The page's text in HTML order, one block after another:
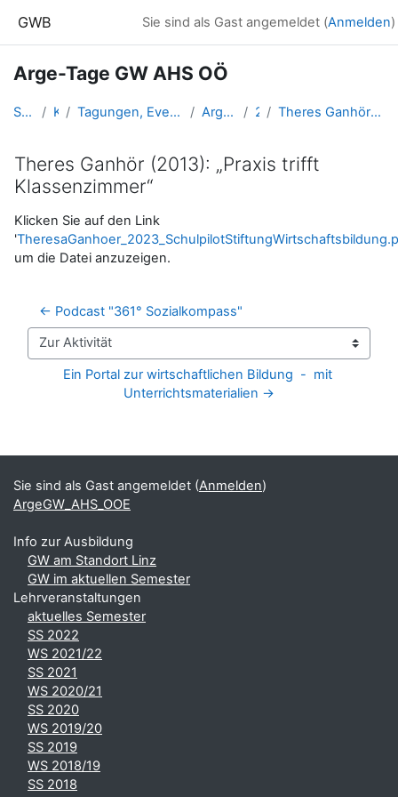
GWB Sie sind als Gast angemeldet (Anmelden)
Arge-Tage GW AHS OÖ
Startseite Kurse Tagungen, Events und Arbeitsgemeinschaften GW ArgeGW_AHS_OOE 2023 Theres Ganhör (2013): „Praxis trifft Klassenzimmer“
Theres Ganhör (2013): „Praxis trifft
Klassenzimmer“
Abschlussbedingungen
Klicken Sie auf den Link
'
um die Datei anzuzeigen.
← Podcast "361° Sozialkompass"
Zur Aktivität
Ein Portal zur wirtschaftlichen Bildung  -  mit
Unterrichtsmaterialien →
Ergänzungsblöcke
Sie sind als Gast angemeldet (Anmelden)
ArgeGW_AHS_OOE
Info zur Ausbildung
GW am Standort Linz
GW im aktuellen Semester
Lehrveranstaltungen
aktuelles Semester
SS 2022
WS 2021/22
SS 2021
WS 2020/21
SS 2020
WS 2019/20
SS 2019
WS 2018/19
SS 2018